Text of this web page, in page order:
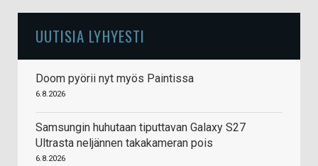
UUTISIA LYHYESTI
Doom pyörii nyt myös Paintissa
6.8.2026
Samsungin huhutaan tiputtavan Galaxy S27
Ultrasta neljännen takakameran pois
6.8.2026